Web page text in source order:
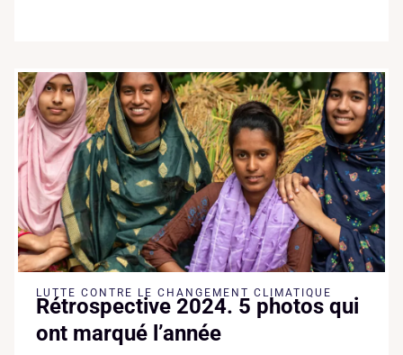
LUTTE CONTRE LE CHANGEMENT CLIMATIQUE
Rétrospective 2024. 5 photos qui
ont marqué l’année